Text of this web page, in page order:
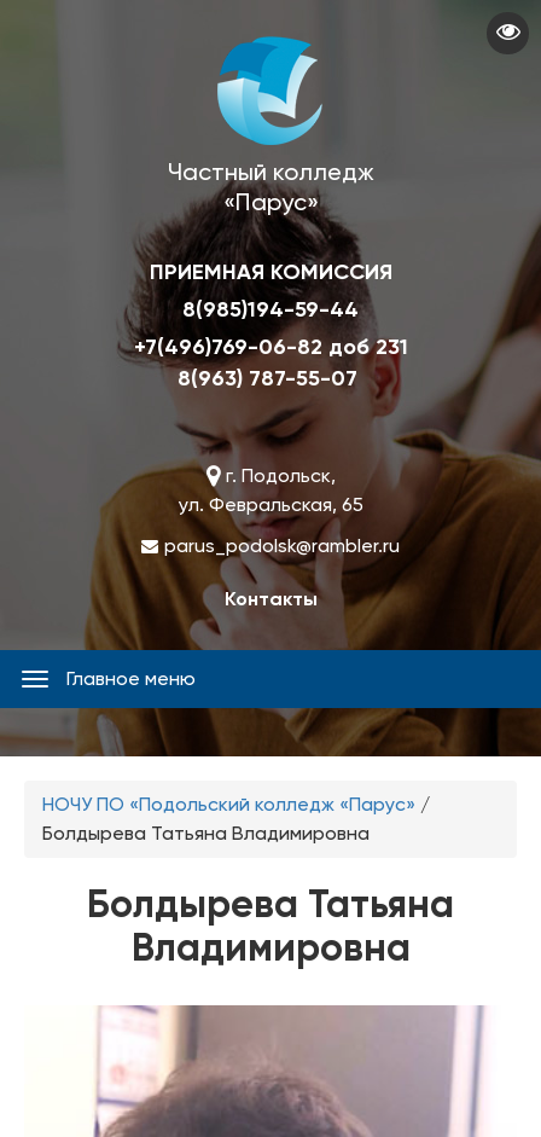
Частный колледж
«Парус»
ПРИЕМНАЯ КОМИССИЯ
8(985)194-59-44
+7(496)769-06-82 доб 231
8(963) 787-55-07
г. Подольск,
ул. Февральская, 65
parus_podolsk@rambler.ru
Контакты
Главное
меню
Главное меню
Вы
здесь
НОЧУ ПО «Подольский колледж «Парус» /
Болдырева Татьяна Владимировна
Болдырева Татьяна
Владимировна